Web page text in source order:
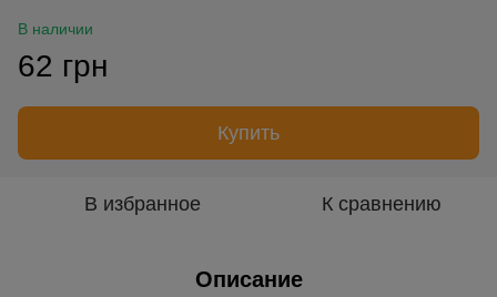
В наличии
62 грн
Купить
В избранное К сравнению
Описание